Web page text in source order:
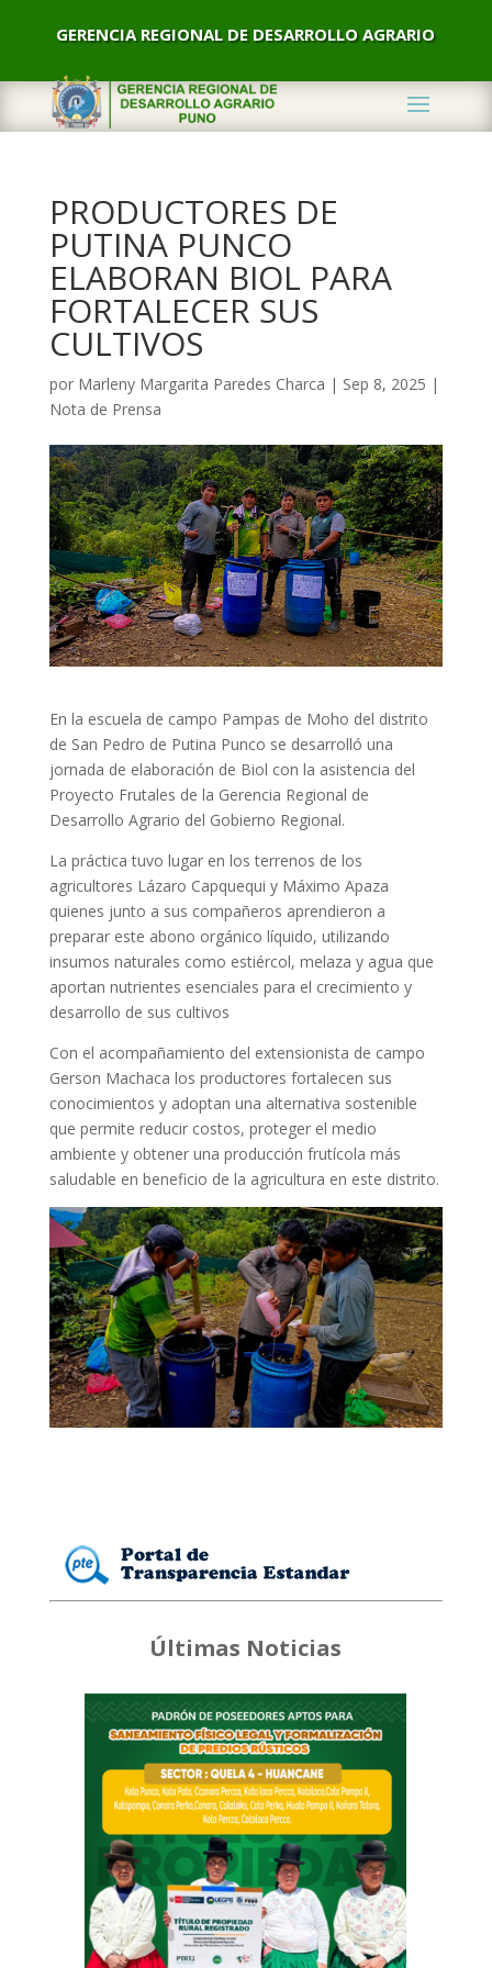
GERENCIA REGIONAL DE DESARROLLO AGRARIO
PRODUCTORES DE
PUTINA PUNCO
ELABORAN BIOL PARA
FORTALECER SUS
CULTIVOS
por Marleny Margarita Paredes Charca | Sep 8, 2025 |
Nota de Prensa
En la escuela de campo Pampas de Moho del distrito
de San Pedro de Putina Punco se desarrolló una
jornada de elaboración de Biol con la asistencia del
Proyecto Frutales de la Gerencia Regional de
Desarrollo Agrario del Gobierno Regional.
La práctica tuvo lugar en los terrenos de los
agricultores Lázaro Capquequi y Máximo Apaza
quienes junto a sus compañeros aprendieron a
preparar este abono orgánico líquido, utilizando
insumos naturales como estiércol, melaza y agua que
aportan nutrientes esenciales para el crecimiento y
desarrollo de sus cultivos
Con el acompañamiento del extensionista de campo
Gerson Machaca los productores fortalecen sus
conocimientos y adoptan una alternativa sostenible
que permite reducir costos, proteger el medio
ambiente y obtener una producción frutícola más
saludable en beneficio de la agricultura en este distrito.
Últimas Noticias